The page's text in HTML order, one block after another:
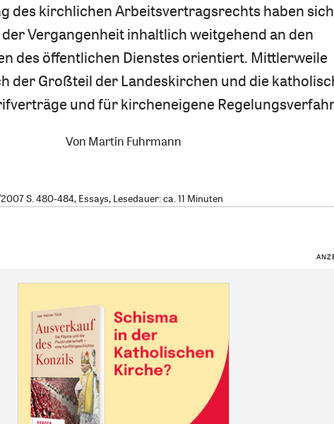
des kirchlichen Arbeitsvertragsrechts haben
Vergangenheit inhaltlich weitgehend an den
des öffentlichen Dienstes orientiert. Mittlerweile
der Großteil der Landeskirchen und die
und für kircheneigene
Von Martin Fuhrmann
S. 480-484, Essays, Lesedauer: ca. 11 Minuten